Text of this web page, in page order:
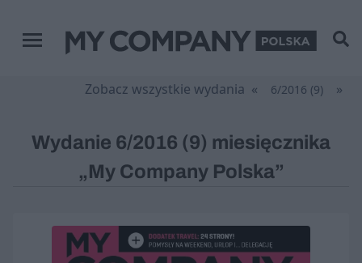
Menu główne
Zobacz wszystkie wydania « 6/2016 (9) »
Wydanie 6/2016 (9) miesięcznika
„My Company Polska”